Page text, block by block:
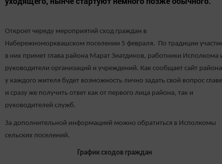
Откроет череду мероприятий сход граждан в
Набережноморквашском поселении 5 февраля. По традиции
в них примет глава района Марат Зиатдинов, работники Исполкома
руководители организаций и учреждений. Как сообщает сайт
у каждого жителя будет возможность лично задать свой вопрос главе
и сразу же получить ответ как от первого лица района, так и
руководителей служб.
За дополнительной информацией можно обратиться в Исполкомы
сельских поселений.
График сходов граждан